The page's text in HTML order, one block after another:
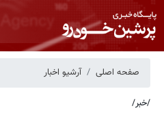
صفحه اصلی آرشیو اخبار
/خبر/